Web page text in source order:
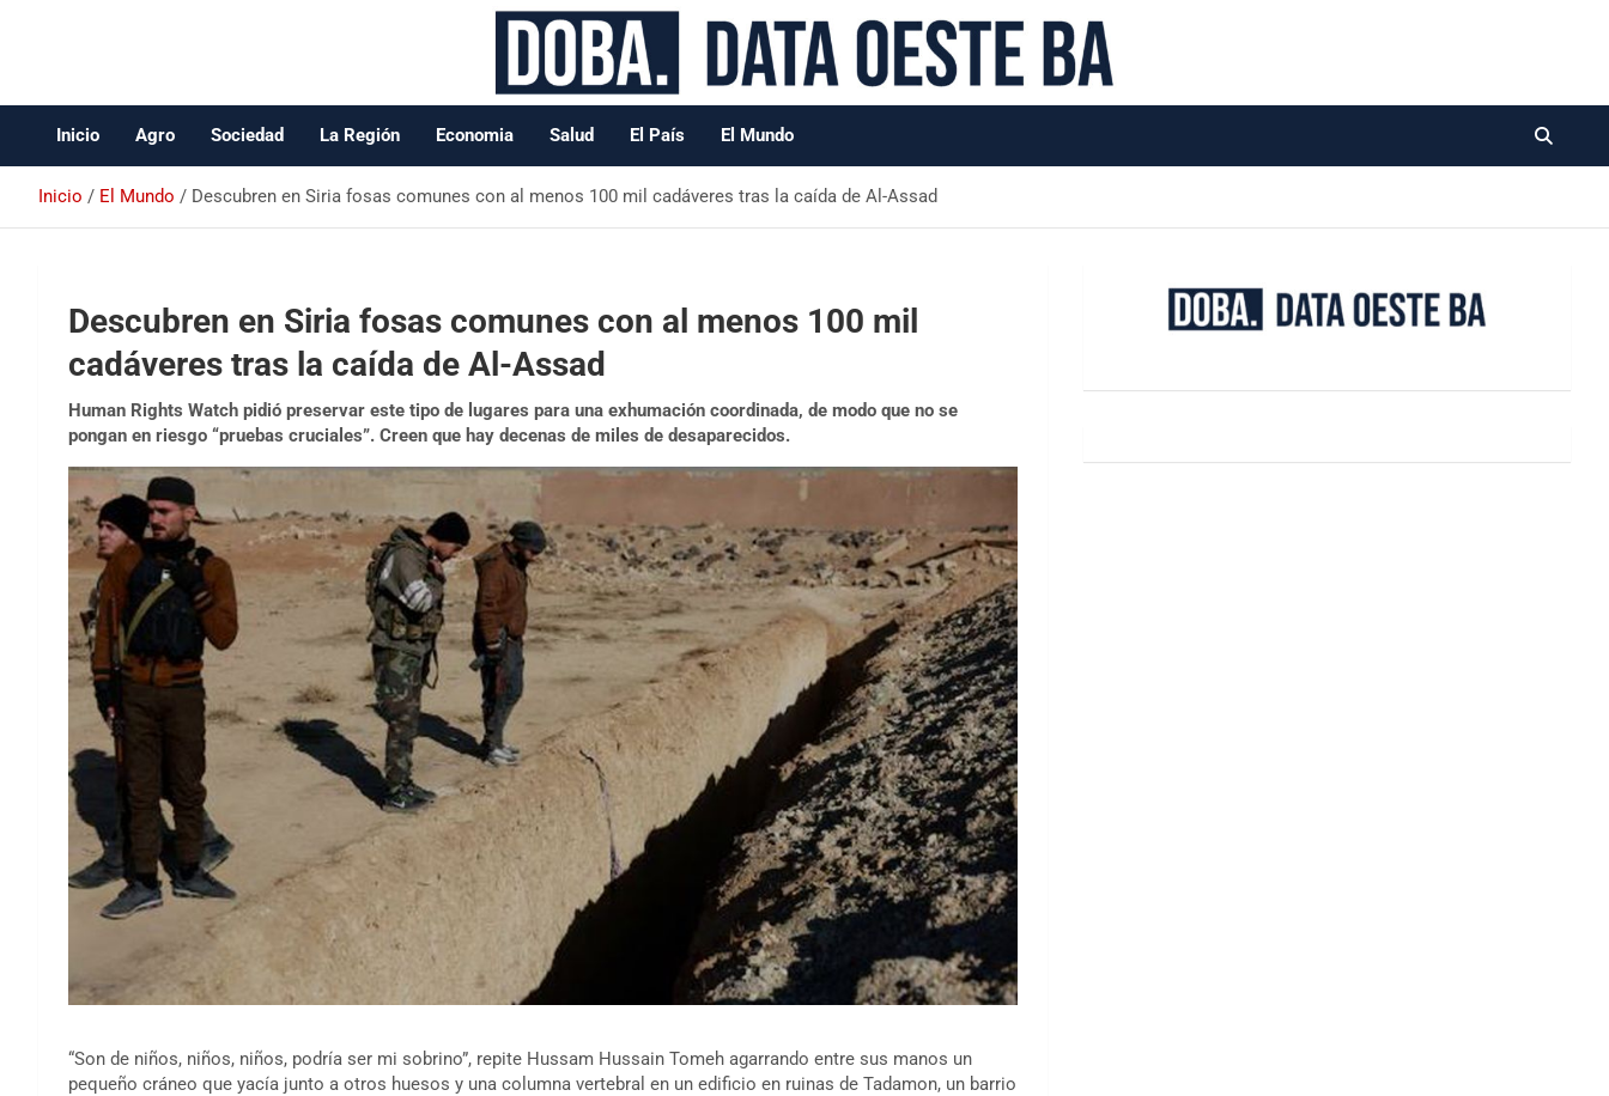
Data Oeste BA
Inicio Agro Sociedad La Región Economia Salud El País El Mundo
Inicio El Mundo Descubren en Siria fosas comunes con al menos 100 mil cadáveres tras la caída de Al-Assad
Descubren en Siria fosas comunes con al menos 100 mil
cadáveres tras la caída de Al-Assad
Human Rights Watch pidió preservar este tipo de lugares para una exhumación coordinada, de modo que no se
pongan en riesgo “pruebas cruciales”. Creen que hay decenas de miles de desaparecidos.
“Son de niños, niños, niños, podría ser mi sobrino”, repite Hussam Hussain Tomeh agarrando entre sus manos un
pequeño cráneo que yacía junto a otros huesos y una columna vertebral en un edificio en ruinas de Tadamon, un barrio